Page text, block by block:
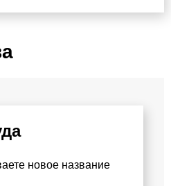
новое название